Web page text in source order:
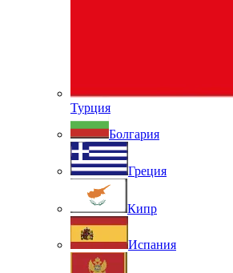
Турция
Болгария
Греция
Кипр
Испания